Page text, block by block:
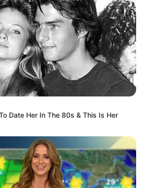
Date Her In The 80s & This Is Her